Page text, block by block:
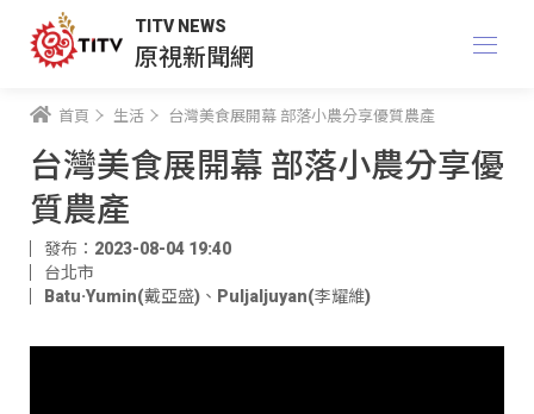
TITV NEWS
原視新聞網
首頁 生活 台灣美食展開幕 部落小農分享優質農產
台灣美食展開幕 部落小農分享優
質農產
發布：2023-08-04 19:40
台北市
Batu·Yumin(戴亞盛) 、 Puljaljuyan(李耀維)